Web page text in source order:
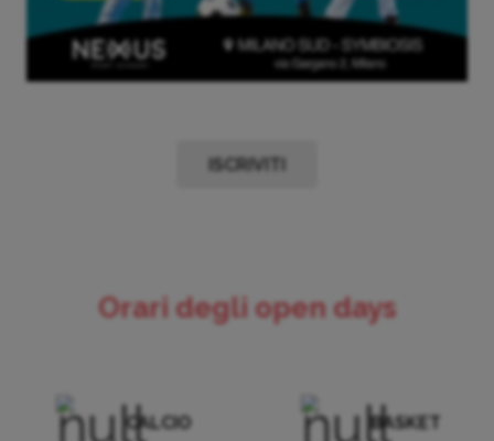
ISCRIVITI
Orari degli open days
CALCIO BASKET